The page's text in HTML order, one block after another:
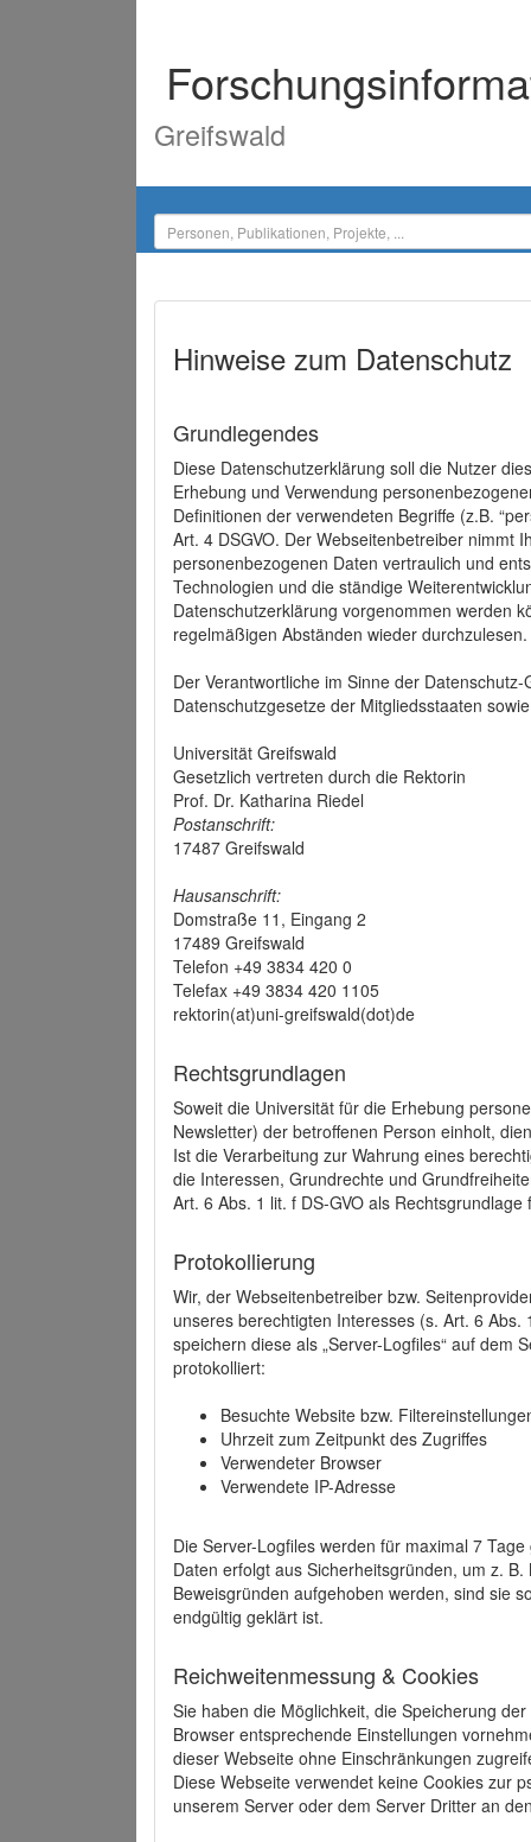
Greifswald
Hinweise zum Datenschutz
Grundlegendes
Diese Datenschutzerklärung soll die Nutzer
Erhebung und Verwendung
Definitionen der verwendeten Begriffe (z.B.
Art. 4 DSGVO. Der Webseitenbetreiber nimmt
personenbezogenen Daten vertraulich und
Technologien und die ständige
Datenschutzerklärung vorgenommen werden
regelmäßigen Abständen wieder durchzulesen.
Der Verantwortliche im Sinne der
Datenschutzgesetze der Mitgliedsstaaten
Universität Greifswald
Gesetzlich vertreten durch die Rektorin
Prof. Dr. Katharina Riedel
Postanschrift:
17487 Greifswald
Hausanschrift:
Domstraße 11, Eingang 2
17489 Greifswald
Telefon +49 3834 420 0
Telefax +49 3834 420 1105
rektorin(at)uni-greifswald(dot)de
Rechtsgrundlagen
Soweit die Universität für die Erhebung
Newsletter) der betroffenen Person einholt,
Ist die Verarbeitung zur Wahrung eines
die Interessen, Grundrechte und
Art. 6 Abs. 1 lit. f DS-GVO als
Protokollierung
Wir, der Webseitenbetreiber bzw.
unseres berechtigten Interesses (s. Art. 6
speichern diese als „Server-Logfiles“ auf dem
protokolliert:
Besuchte Website bzw.
Uhrzeit zum Zeitpunkt des Zugriffes
Verwendeter Browser
Verwendete IP-Adresse
Die Server-Logfiles werden für maximal 7
Daten erfolgt aus Sicherheitsgründen, um z.
Beweisgründen aufgehoben werden, sind sie
endgültig geklärt ist.
Reichweitenmessung & Cookies
Sie haben die Möglichkeit, die Speicherung
Browser entsprechende Einstellungen
dieser Webseite ohne Einschränkungen
Diese Webseite verwendet keine Cookies zur
unserem Server oder dem Server Dritter an